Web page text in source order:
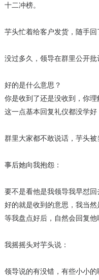
十二冲榜。
芋头忙着给客户发货，随手回
没过多久，领导在群里公开批
好的是什么意思？
你是收到了还是没收到，你
这一点基本回复礼仪都没学好
群里大家都不敢说话，芋头被
事后她向我抱怨：
要不是看他是我领导我早怼回
好的就是收到的意思，我当然
等我盘点好后，自然会回复他
我摇摇头对芋头说：
领导说的有没错，有些小小